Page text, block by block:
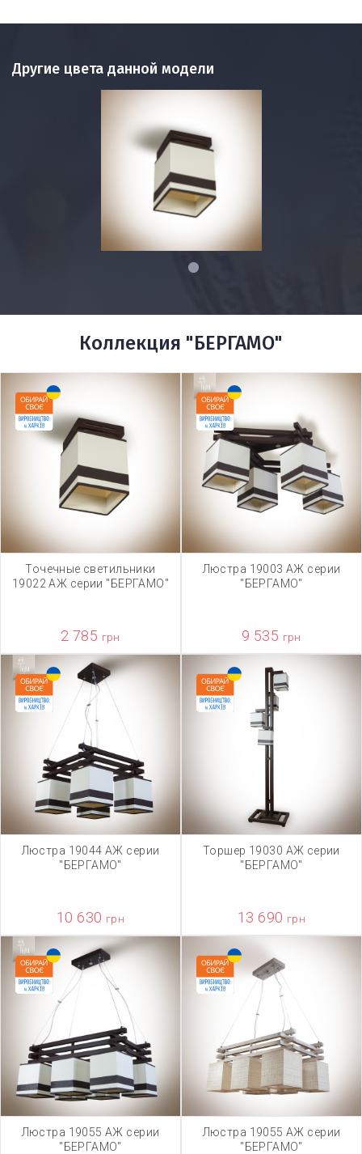
Другие цвета данной модели
1
Коллекция "БЕРГАМО"
Точечные светильники
19022 АЖ серии "БЕРГАМО"
2 785 грн
Люстра 19003 АЖ серии
"БЕРГАМО"
9 535 грн
Люстра 19044 АЖ серии
"БЕРГАМО"
10 630 грн
Торшер 19030 АЖ серии
"БЕРГАМО"
13 690 грн
Люстра 19055 АЖ серии
"БЕРГАМО"
Люстра 19055 АЖ серии
"БЕРГАМО"